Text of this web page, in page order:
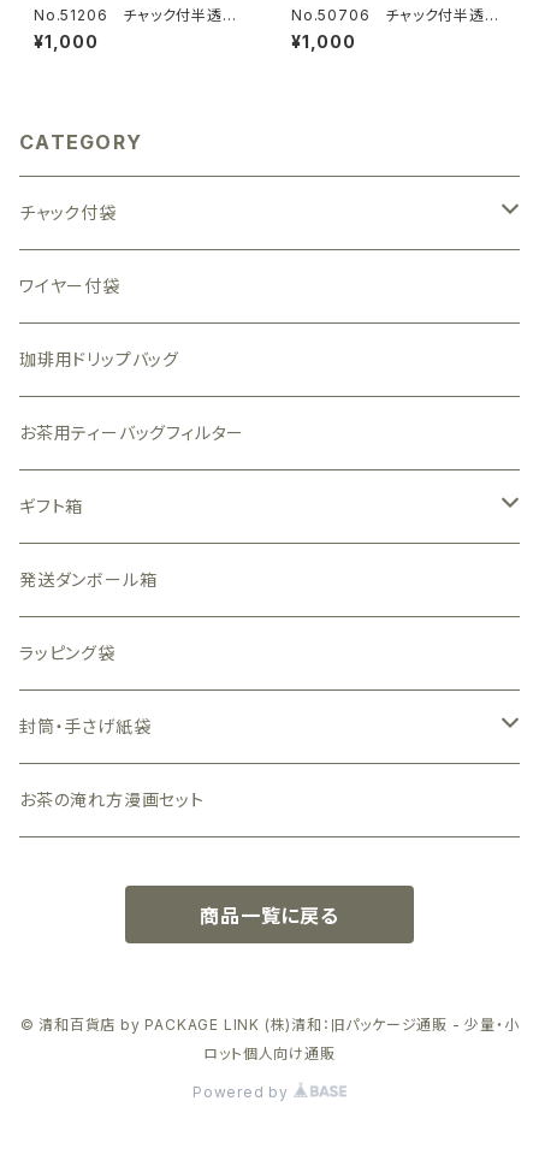
No.51206 チャック付半透明
マットSP紫 120×150mm 13
枚
¥1,000
No.50706 チャック付半透明
マットスタンド袋 120×200mm
18枚
¥1,000
CATEGORY
チャック付袋
透明（中身が見える）袋
全面透明素材
透かし柄素材
一部窓付袋
クラフト
和風
アルミ・アルミ蒸着（中身が見えない）袋
銀色
金色
珈琲用ガス抜きバルブ付袋
ワイヤー付袋
珈琲用ドリップバッグ
お茶用ティーバッグフィルター
ギフト箱
透明箱
N式（フタと底が一体型）窓付
N式（フタと底が一体型）窓なし
小箱（手のひらサイズ）
発送ダンボール箱
ラッピング袋
封筒・手さげ紙袋
封筒
お茶の淹れ方漫画セット
商品一覧に戻る
© 清和百貨店 by PACKAGE LINK (株)清和：旧パッケージ通販 - 少量・小
ロット個人向け通販
Powered by